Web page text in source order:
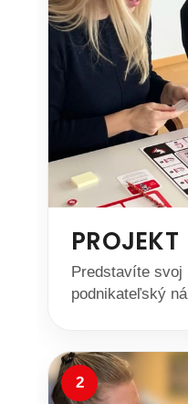
PROJEKT
Predstavíte svoj
podnikateľský
2